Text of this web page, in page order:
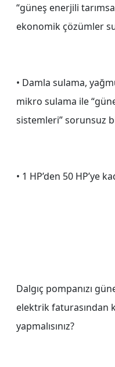
“güneş enerjili
ekonomik çözümler
• Damla sulama,
mikro sulama ile
sistemleri” sorunsuz
• 1 HP’den 50 HP’ye
Dalgıç pompanızı
elektrik faturasından
yapmalısınız?